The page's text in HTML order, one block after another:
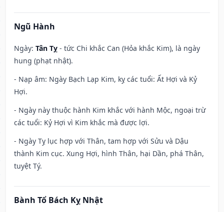
Ngũ Hành
Ngày: Tân Tỵ - tức Chi khắc Can (Hỏa khắc Kim), là ngày
hung (phạt nhật).
- Nạp âm: Ngày Bạch Lạp Kim, kỵ các tuổi: Ất Hợi và Kỷ
Hợi.
- Ngày này thuộc hành Kim khắc với hành Mộc, ngoại trừ
các tuổi: Kỷ Hợi vì Kim khắc mà được lợi.
- Ngày Tỵ lục hợp với Thân, tam hợp với Sửu và Dậu
thành Kim cục. Xung Hợi, hình Thân, hại Dần, phá Thân,
tuyệt Tý.
Bành Tổ Bách Kỵ Nhật